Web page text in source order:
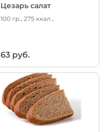
Цезарь салат
100 гр., 275 ккал.,
63 руб.